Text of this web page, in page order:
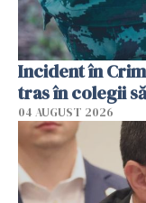
Incident în
tras în colegii
04 AUGUST 2026